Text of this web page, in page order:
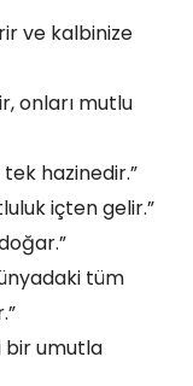
ve kalbinize
onları mutlu
hazinedir.”
içten gelir.”
tüm
bir umutla